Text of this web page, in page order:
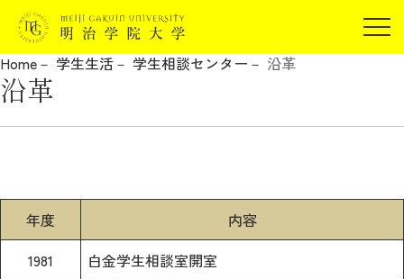
在学生の方
地域・一般の方
報道関係の方
受験生の方
在学生の方
卒業生の方
保証人の方
企業・研究者の方
Home 学生生活 学生相談センター 沿革
沿革
年度
内容
1981
白金学生相談室開室